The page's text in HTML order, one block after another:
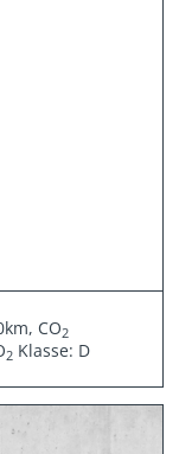
CO2
2 Klasse: D